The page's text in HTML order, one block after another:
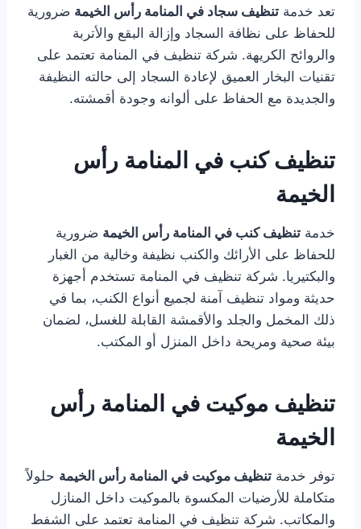
تعد خدمة تنظيف سجاد في المنامة رأس الخيمة ضرورية
للحفاظ على نظافة السجاد وإزالة البقع والأتربة
والروائح الكريهة. شركة تنظيف في المنامة تعتمد على
تقنيات البخار العميق لإعادة السجاد إلى حالته النظيفة
والجديدة مع الحفاظ على ألوانه وجودة أقمشته.
تنظيف كنب في المنامة رأس
الخيمة
خدمة تنظيف كنب في المنامة رأس الخيمة ضرورية
للحفاظ على الأرائك والكنب نظيفة وخالية من الغبار
والبكتيريا. شركة تنظيف في المنامة تستخدم أجهزة
حديثة ومواد تنظيف آمنة لجميع أنواع الكنب، بما في
ذلك المخمل والجلد والأقمشة القابلة للغسل، لضمان
بيئة صحية ومريحة داخل المنزل أو المكتب.
تنظيف موكيت في المنامة رأس
الخيمة
توفر خدمة تنظيف موكيت في المنامة رأس الخيمة حلولاً
متكاملة للأرضيات المكسوة بالموكيت داخل المنازل
والمكاتب. شركة تنظيف في المنامة تعتمد على الشفط